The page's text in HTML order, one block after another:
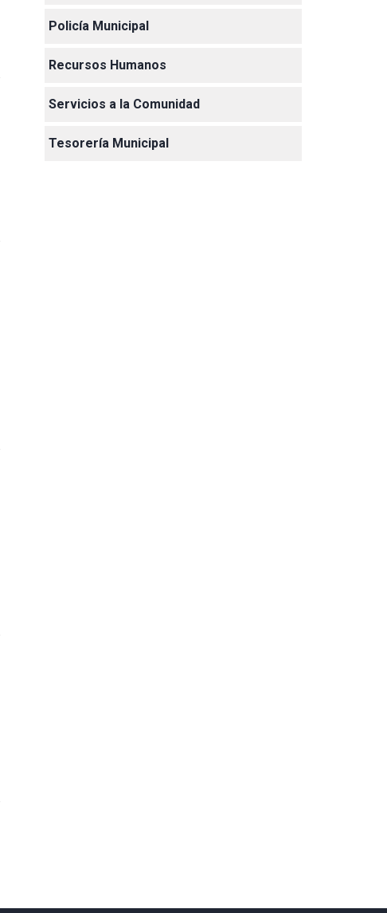
Policía Municipal
Recursos Humanos
Servicios a la Comunidad
Tesorería Municipal